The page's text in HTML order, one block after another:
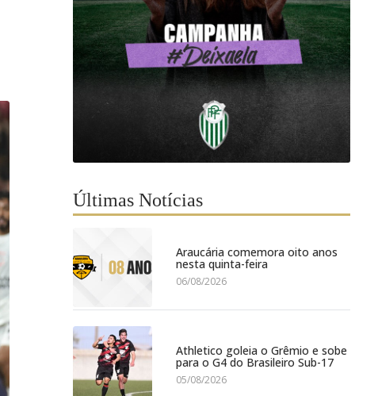
Últimas Notícias
Araucária comemora oito anos
nesta quinta-feira
06/08/2026
Athletico goleia o Grêmio e sobe
para o G4 do Brasileiro Sub-17
05/08/2026